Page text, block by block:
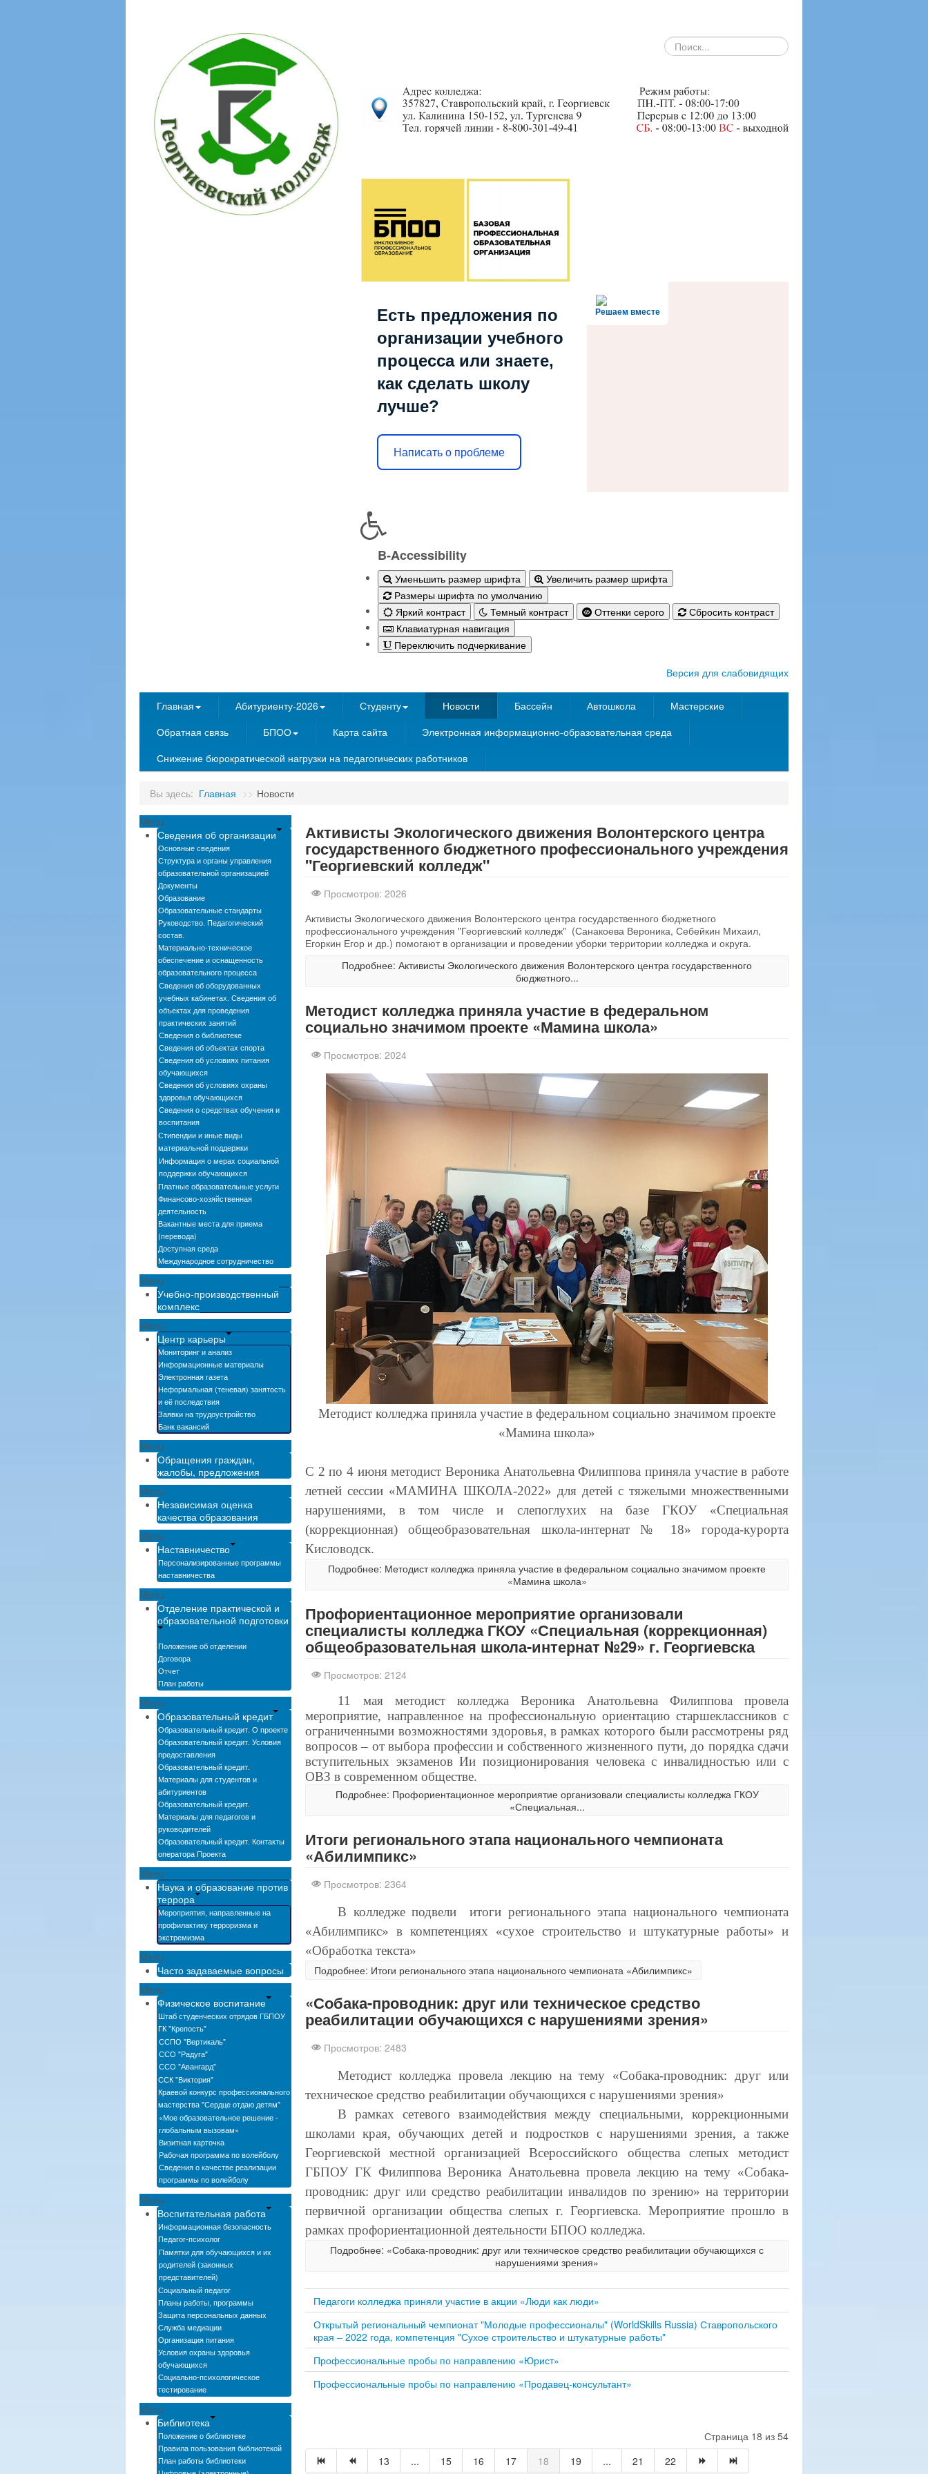
search
Решаем вместе
Есть предложения по
организации учебного
процесса или знаете,
как сделать школу
лучше?
Написать о проблеме
B-Accessibility
Уменьшить размер шрифта
Увеличить размер шрифта
Размеры шрифта по умолчанию
Яркий контраст
Темный контраст Оттенки серого
Сбросить контраст
Клавиатурная навигация
Переключить подчеркивание
Версия для слабовидящих
Главная Абитуриенту-2026 Студенту Новости Бассейн Автошкола
Мастерские
Обратная связь
БПОО Карта сайта
Электронная информационно-образовательная среда
Снижение бюрократической нагрузки на педагогических работников
Вы здесь: Главная >> Новости
Menu
Сведения об организации
Основные сведения
Структура и органы управления
образовательной организацией
Документы
Образование
Образовательные стандарты
Руководство. Педагогический
состав.
Материально-техническое
обеспечение и оснащенность
образовательного процесса
Сведения об оборудованных
учебных кабинетах. Сведения об
объектах для проведения
практических занятий
Сведения о библиотеке
Сведения об объектах спорта
Сведения об условиях питания
обучающихся
Сведения об условиях охраны
здоровья обучающихся
Сведения о средствах обучения и
воспитания
Стипендии и иные виды
материальной поддержки
Информация о мерах социальной
поддержки обучающихся
Платные образовательные услуги
Финансово-хозяйственная
деятельность
Вакантные места для приема
(перевода)
Доступная среда
Международное сотрудничество
Menu
Учебно-производственный
комплекс
Menu
Центр карьеры
Мониторинг и анализ
Информационные материалы
Электронная газета
Неформальная (теневая) занятость
и её последствия
Заявки на трудоустройство
Банк вакансий
Menu
Обращения граждан,
жалобы, предложения
Menu
Независимая оценка
качества образования
Menu
Наставничество
Персонализированные программы
наставничества
Menu
Отделение практической и
образовательной подготовки
Положение об отделении
Договора
Отчет
План работы
Menu
Образовательный кредит
Образовательный кредит. О проекте
Образовательный кредит. Условия
предоставления
Образовательный кредит.
Материалы для студентов и
абитуриентов
Образовательный кредит.
Материалы для педагогов и
руководителей
Образовательный кредит. Контакты
оператора Проекта
Menu
Наука и образование против
террора
Мероприятия, направленные на
профилактику терроризма и
экстремизма
Menu
Часто задаваемые вопросы
Menu
Физическое воспитание
Штаб студенческих отрядов ГБПОУ
ГК "Крепость"
ССПО "Вертикаль"
ССО "Радуга"
ССО "Авангард"
ССК "Виктория"
Краевой конкурс профессионального
мастерства "Сердце отдаю детям"
«Мое образовательное решение -
глобальным вызовам»
Визитная карточка
Рабочая программа по волейболу
Сведения о качестве реализации
программы по волейболу
Menu
Воспитательная работа
Информационная безопасность
Педагог-психолог
Памятки для обучающихся и их
родителей (законных
представителей)
Социальный педагог
Планы работы, программы
Защита персональных данных
Служба медиации
Организация питания
Условия охраны здоровья
обучающихся
Социально-психологическое
тестирование
Menu
Библиотека
Положение о библиотеке
Правила пользования библиотекой
План работы библиотеки
http://nachodki.ru/
Активисты Экологического движения Волонтерского центра
государственного бюджетного профессионального учреждения
"Георгиевский колледж"
Просмотров: 2026
Активисты Экологического движения Волонтерского центра государственного бюджетного
профессионального учреждения "Георгиевский колледж" (Санакоева Вероника, Себейкин Михаил,
Егоркин Егор и др.) помогают в организации и проведении уборки территории колледжа и округа.
Подробнее: Активисты Экологического движения Волонтерского центра государственного
бюджетного...
Методист колледжа приняла участие в федеральном
социально значимом проекте «Мамина школа»
Просмотров: 2024
Методист колледжа приняла участие в федеральном социально значимом проекте
«Мамина школа»
С 2 по 4 июня методист Вероника Анатольевна Филиппова приняла участие в работе
летней сессии «МАМИНА ШКОЛА-2022» для детей с тяжелыми множественными
нарушениями, в том числе и слепоглухих на базе ГКОУ «Специальная
(коррекционная) общеобразовательная школа-интернат № 18» города-курорта
Кисловодск.
Подробнее: Методист колледжа приняла участие в федеральном социально значимом проекте
«Мамина школа»
Профориентационное мероприятие организовали
специалисты колледжа ГКОУ «Специальная (коррекционная)
общеобразовательная школа-интернат №29» г. Георгиевска
Просмотров: 2124
11 мая методист колледжа Вероника Анатольевна Филиппова провела
мероприятие, направленное на профессиональную ориентацию старшеклассников с
ограниченными возможностями здоровья, в рамках которого были рассмотрены ряд
вопросов – от выбора профессии и собственного жизненного пути, до порядка сдачи
вступительных экзаменов Ии позиционирования человека с инвалидностью или с
ОВЗ в современном обществе.
Подробнее: Профориентационное мероприятие организовали специалисты колледжа ГКОУ
«Специальная...
Итоги регионального этапа национального чемпионата
«Абилимпикс»
Просмотров: 2364
В колледже подвели
итоги регионального этапа национального чемпионата
«Абилимпикс» в компетенциях «сухое строительство и штукатурные работы» и
«Обработка текста»
Подробнее: Итоги регионального этапа национального чемпионата «Абилимпикс»
«Собака-проводник: друг или техническое средство
реабилитации обучающихся с нарушениями зрения»
Просмотров: 2483
Методист колледжа провела лекцию на тему «Собака-проводник: друг или
техническое средство реабилитации обучающихся с нарушениями зрения»
В рамках сетевого взаимодействия между специальными, коррекционными
школами края, обучающих детей и подростков с нарушениями зрения, а также
Георгиевской местной организацией Всероссийского общества слепых методист
ГБПОУ ГК Филиппова Вероника Анатольевна провела лекцию на тему «Собака-
проводник: друг или средство реабилитации инвалидов по зрению» на территории
первичной организации общества слепых г. Георгиевска. Мероприятие прошло в
рамках профориентационной деятельности БПОО колледжа.
Подробнее: «Собака-проводник: друг или техническое средство реабилитации обучающихся с
нарушениями зрения»
Педагоги колледжа приняли участие в акции «Люди как люди»
Открытый региональный чемпионат "Молодые профессионалы" (WorldSkills Russia) Ставропольского
края – 2022 года, компетенция "Сухое строительство и штукатурные работы"
Профессиональные пробы по направлению «Юрист»
Профессиональные пробы по направлению «Продавец-консультант»
Страница 18 из 54
13
... 15 16 17 18 19 ... 21 22